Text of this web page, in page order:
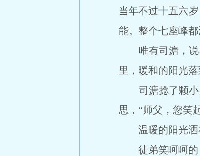
当年不过十五六
能。整个七座峰
唯有司溏，说不
里，暖和的阳光
司溏捻了颗小灵
思，“师父，您笑
温暖的阳光洒
徒弟笑呵呵的